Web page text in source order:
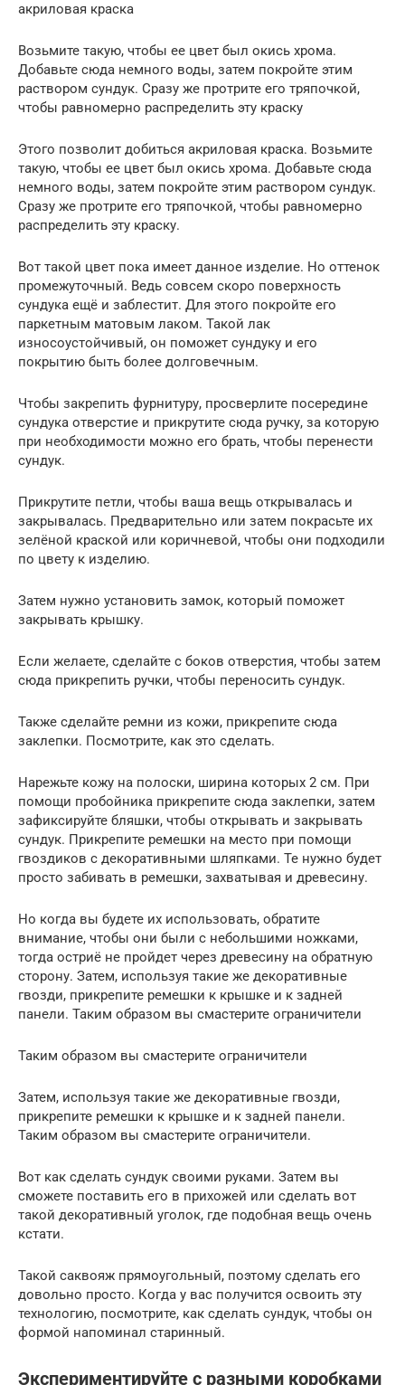
акриловая краска
Возьмите такую, чтобы ее цвет был окись хрома.
Добавьте сюда немного воды, затем покройте этим
раствором сундук. Сразу же протрите его тряпочкой,
чтобы равномерно распределить эту краску
Этого позволит добиться акриловая краска. Возьмите
такую, чтобы ее цвет был окись хрома. Добавьте сюда
немного воды, затем покройте этим раствором сундук.
Сразу же протрите его тряпочкой, чтобы равномерно
распределить эту краску.
Вот такой цвет пока имеет данное изделие. Но оттенок
промежуточный. Ведь совсем скоро поверхность
сундука ещё и заблестит. Для этого покройте его
паркетным матовым лаком. Такой лак
износоустойчивый, он поможет сундуку и его
покрытию быть более долговечным.
Чтобы закрепить фурнитуру, просверлите посередине
сундука отверстие и прикрутите сюда ручку, за которую
при необходимости можно его брать, чтобы перенести
сундук.
Прикрутите петли, чтобы ваша вещь открывалась и
закрывалась. Предварительно или затем покрасьте их
зелёной краской или коричневой, чтобы они подходили
по цвету к изделию.
Затем нужно установить замок, который поможет
закрывать крышку.
Если желаете, сделайте с боков отверстия, чтобы затем
сюда прикрепить ручки, чтобы переносить сундук.
Также сделайте ремни из кожи, прикрепите сюда
заклепки. Посмотрите, как это сделать.
Нарежьте кожу на полоски, ширина которых 2 см. При
помощи пробойника прикрепите сюда заклепки, затем
зафиксируйте бляшки, чтобы открывать и закрывать
сундук. Прикрепите ремешки на место при помощи
гвоздиков с декоративными шляпками. Те нужно будет
просто забивать в ремешки, захватывая и древесину.
Но когда вы будете их использовать, обратите
внимание, чтобы они были с небольшими ножками,
тогда остриё не пройдет через древесину на обратную
сторону. Затем, используя такие же декоративные
гвозди, прикрепите ремешки к крышке и к задней
панели. Таким образом вы смастерите ограничители
Таким образом вы смастерите ограничители
Затем, используя такие же декоративные гвозди,
прикрепите ремешки к крышке и к задней панели.
Таким образом вы смастерите ограничители.
Вот как сделать сундук своими руками. Затем вы
сможете поставить его в прихожей или сделать вот
такой декоративный уголок, где подобная вещь очень
кстати.
Такой саквояж прямоугольный, поэтому сделать его
довольно просто. Когда у вас получится освоить эту
технологию, посмотрите, как сделать сундук, чтобы он
формой напоминал старинный.
Экспериментируйте с разными коробками